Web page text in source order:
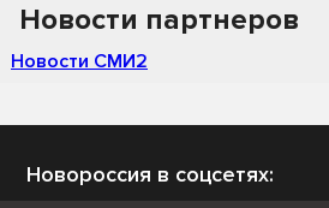
Новости партнеров
Новости СМИ2
Новороссия в соцсетях: